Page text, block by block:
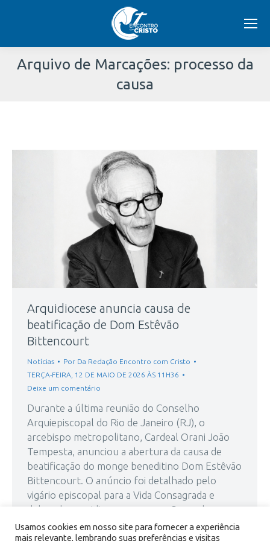
Arquivo de Marcações: processo da
causa
Arquidiocese anuncia causa de
beatificação de Dom Estêvão
Bittencourt
Notícias Por Da Redação Encontro com Cristo
TERÇA-FEIRA, 12 DE MAIO DE 2026 ÀS 11H36
Deixe um comentário
Durante a última reunião do Conselho
Arquiepiscopal do Rio de Janeiro (RJ), o
arcebispo metropolitano, Cardeal Orani João
Tempesta, anunciou a abertura da causa de
beatificação do monge beneditino Dom Estêvão
Bittencourt. O anúncio foi detalhado pelo
vigário episcopal para a Vida Consagrada e
delegado arquidiocesano para a Causa dos
Santos, Dom Roberto Lopes. Ele…
Usamos cookies em nosso site para fornecer a experiência
mais relevante, lembrando suas preferências e visitas